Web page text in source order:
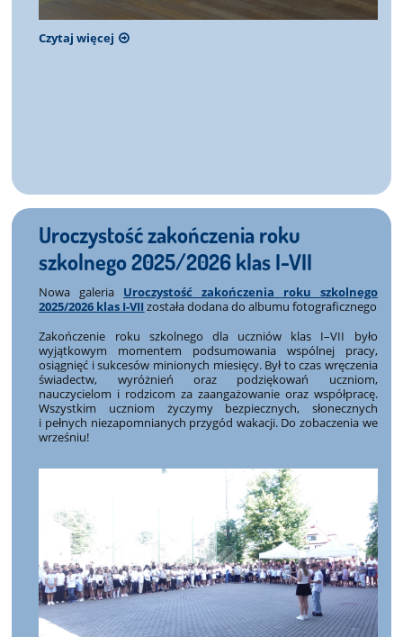
Czytaj więcej
Uroczystość zakończenia roku
szkolnego 2025/2026 klas I-VII
Nowa galeria Uroczystość zakończenia roku szkolnego
2025/2026 klas I-VII została dodana do albumu fotograficznego
Zakończenie roku szkolnego dla uczniów klas I–VII było
wyjątkowym momentem podsumowania wspólnej pracy,
osiągnięć i sukcesów minionych miesięcy. Był to czas wręczenia
świadectw, wyróżnień oraz podziękowań uczniom,
nauczycielom i rodzicom za zaangażowanie oraz współpracę.
Wszystkim uczniom życzymy bezpiecznych, słonecznych
i pełnych niezapomnianych przygód wakacji. Do zobaczenia we
wrześniu!